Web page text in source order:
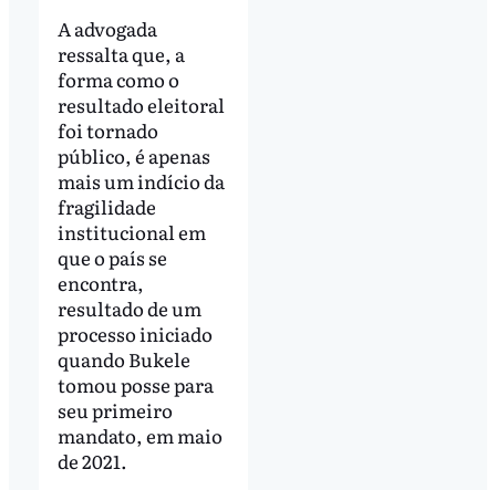
A advogada
ressalta que, a
forma como o
resultado eleitoral
foi tornado
público, é apenas
mais um indício da
fragilidade
institucional em
que o país se
encontra,
resultado de um
processo iniciado
quando Bukele
tomou posse para
seu primeiro
mandato, em maio
de 2021.